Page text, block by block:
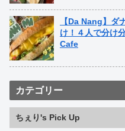
【Da Nang】ダ
け！４人で分け
Cafe
カテゴリー
ちぇり's Pick Up